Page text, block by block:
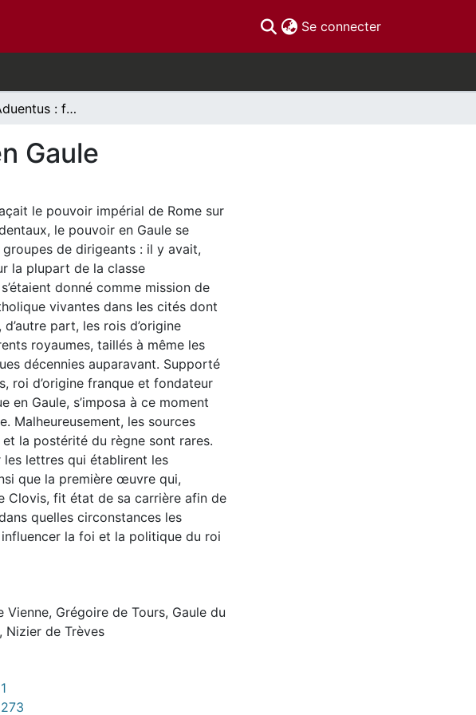
Se connecter(current)
Chlodoueci Aduentus : foi et politique en Gaule
Gaule
le pouvoir impérial de Rome sur
le pouvoir en Gaule se
de dirigeants : il y avait,
la plupart de la classe
donné comme mission de
vivantes dans les cités dont
part, les rois d’origine
royaumes, taillés à même les
décennies auparavant. Supporté
roi d’origine franque et fondateur
en Gaule, s’imposa à ce moment
Malheureusement, les sources
la postérité du règne sont rares.
les lettres qui établirent les
que la première œuvre qui,
Clovis, fit état de sa carrière afin de
quelles circonstances les
la foi et la politique du roi
Vienne, Grégoire de Tours, Gaule du
, Nizier de Trèves